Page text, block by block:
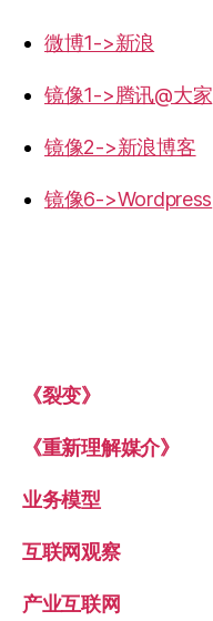
微博1->新浪
镜像1->腾讯@大家
镜像2->新浪博客
镜像6->Wordpress
《裂变》
《重新理解媒介》
业务模型
互联网观察
产业互联网